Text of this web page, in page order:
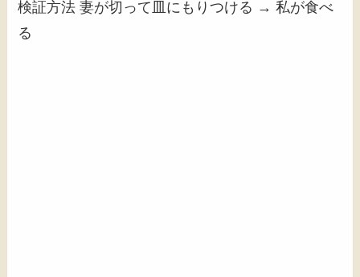
検証方法 妻が切って皿にもりつける → 私が食べ
る